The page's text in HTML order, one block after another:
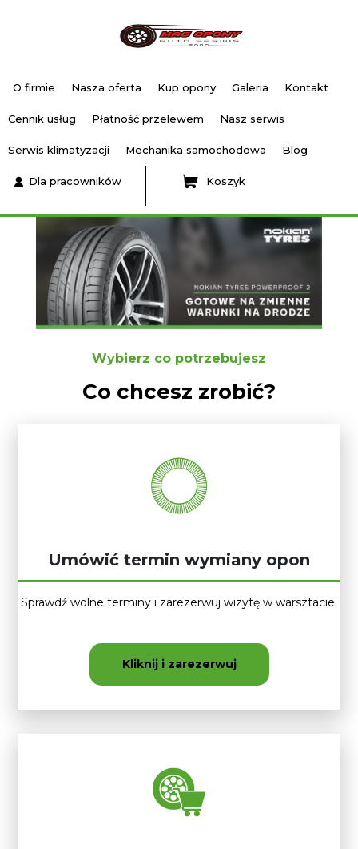
O firmie Nasza oferta Kup opony Galeria Kontakt
Cennik usług Płatność przelewem Nasz serwis
Serwis klimatyzacji Mechanika samochodowa Blog
Dla pracowników Koszyk
Wybierz co potrzebujesz
Co chcesz zrobić?
Umówić termin wymiany opon
Sprawdź wolne terminy i zarezerwuj wizytę w warsztacie.
Kliknij i zarezerwuj